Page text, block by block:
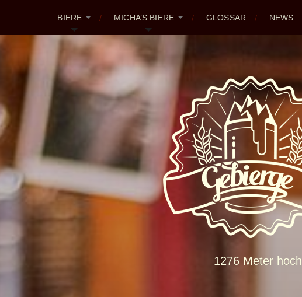
BIERE MICHA’S BIERE GLOSSAR NEWS
1276 Meter hoch